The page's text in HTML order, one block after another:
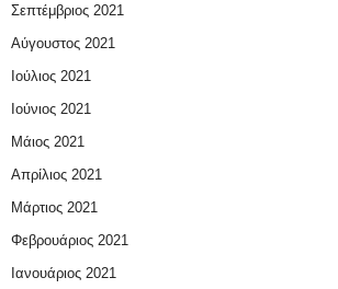
Σεπτέμβριος 2021
Αύγουστος 2021
Ιούλιος 2021
Ιούνιος 2021
Μάιος 2021
Απρίλιος 2021
Μάρτιος 2021
Φεβρουάριος 2021
Ιανουάριος 2021